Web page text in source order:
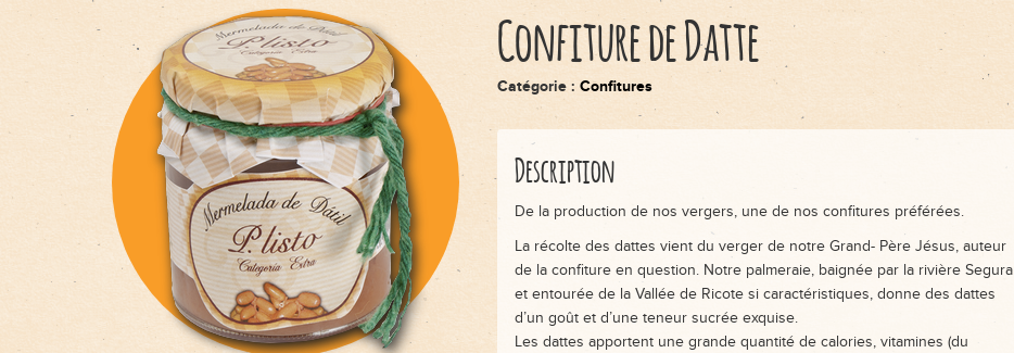
Contact
Langue :
Español
English
Italiano
Français
Confiture de Datte
Catégorie : Confitures
Description
De la production de nos vergers, une de nos confitures préférées.
La récolte des dattes vient du verger de notre Grand- Père Jésus, auteur
de la confiture en question. Notre palmeraie, baignée par la rivière Segura
et entourée de la Vallée de Ricote si caractéristiques, donne des dattes
d’un goût et d’une teneur sucrée exquise.
Les dattes apportent une grande quantité de calories, vitamines (du